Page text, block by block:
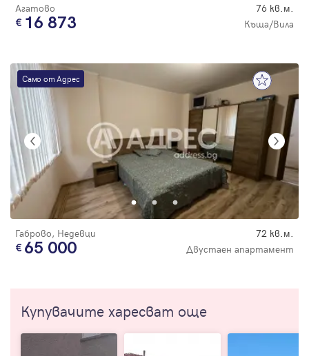
Агатово 76 кв.м.
16 873 Къща/Вила
Само от Адрес
Габрово, Недевци 72 кв.м.
65 000 Двустаен апартамент
Купувачите харесват още